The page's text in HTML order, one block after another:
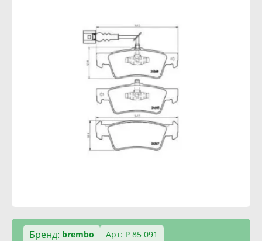
Бренд: brembo
Арт: P 85 091